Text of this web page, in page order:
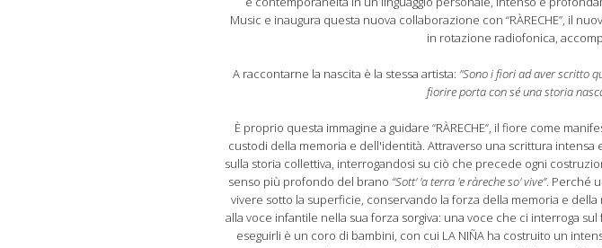
Music e inaugura questa nuova collaborazione con “RÀRECHE”, il
in rotazione radiofonica,
A raccontarne la nascita è la stessa artista: "Sono i fiori ad aver scritto
fiorire porta con sé una storia
È proprio questa immagine a guidare “RÀRECHE”, il fiore come
custodi della memoria e dell'identità. Attraverso una scrittura
sulla storia collettiva, interrogandosi su ciò che precede ogni
senso più profondo del brano “Sott' 'a terra 'e ràreche so' vive”. Perché
vivere sotto la superficie, conservando la forza della memoria e
alla voce infantile nella sua forza sorgiva: una voce che ci interroga
eseguirli è un coro di bambini, con cui LA NIÑA ha costruito un